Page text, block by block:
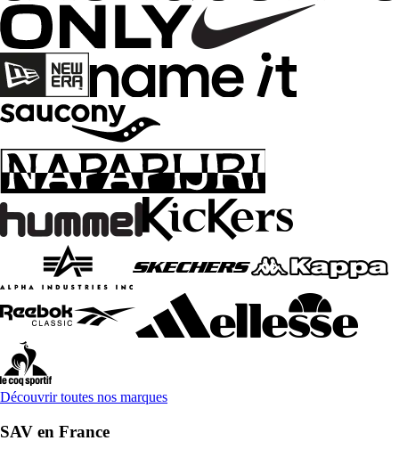
Découvrir toutes nos marques
SAV en France